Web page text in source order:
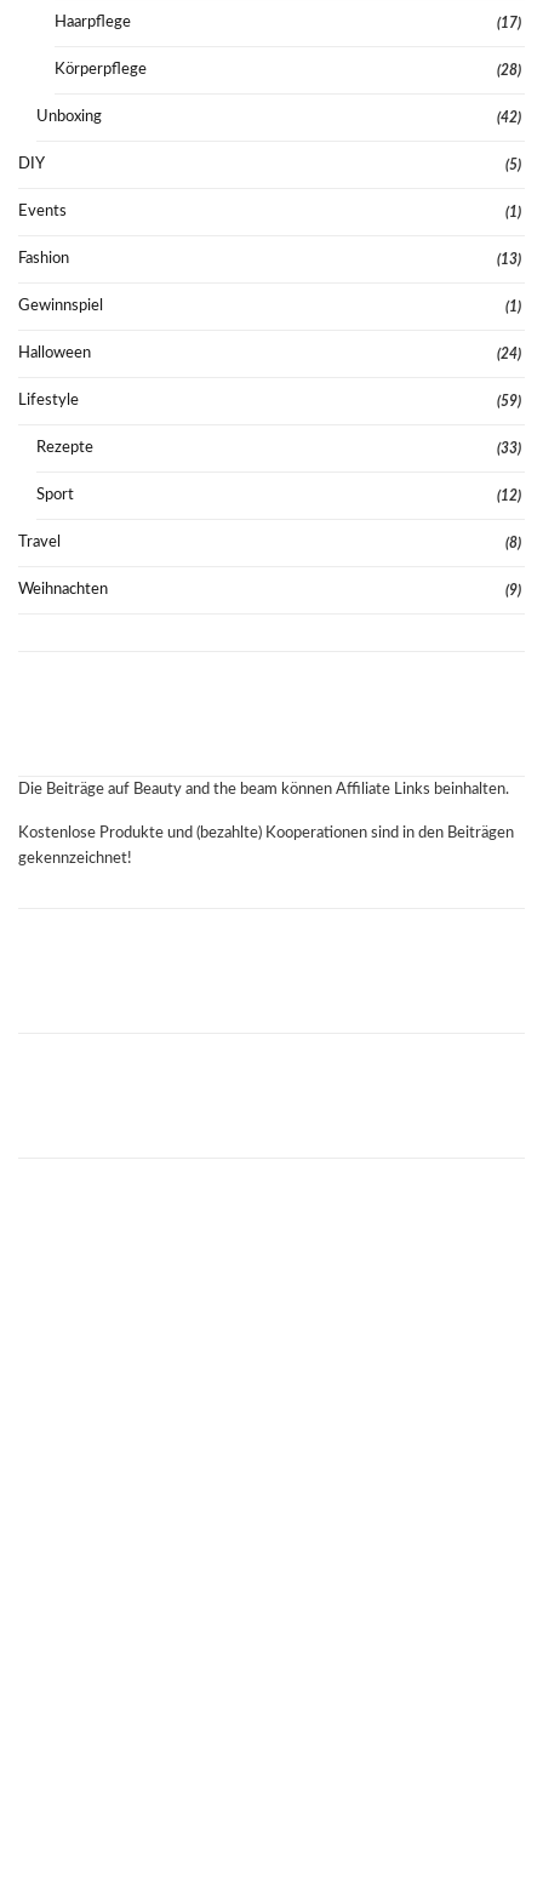
Haarpflege (17)
Körperpflege (28)
Unboxing (42)
DIY (5)
Events (1)
Fashion (13)
Gewinnspiel (1)
Halloween (24)
Lifestyle (59)
Rezepte (33)
Sport (12)
Travel (8)
Weihnachten (9)
Die Beiträge auf Beauty and the beam können Affiliate Links beinhalten.
Kostenlose Produkte und (bezahlte) Kooperationen sind in den Beiträgen
gekennzeichnet!